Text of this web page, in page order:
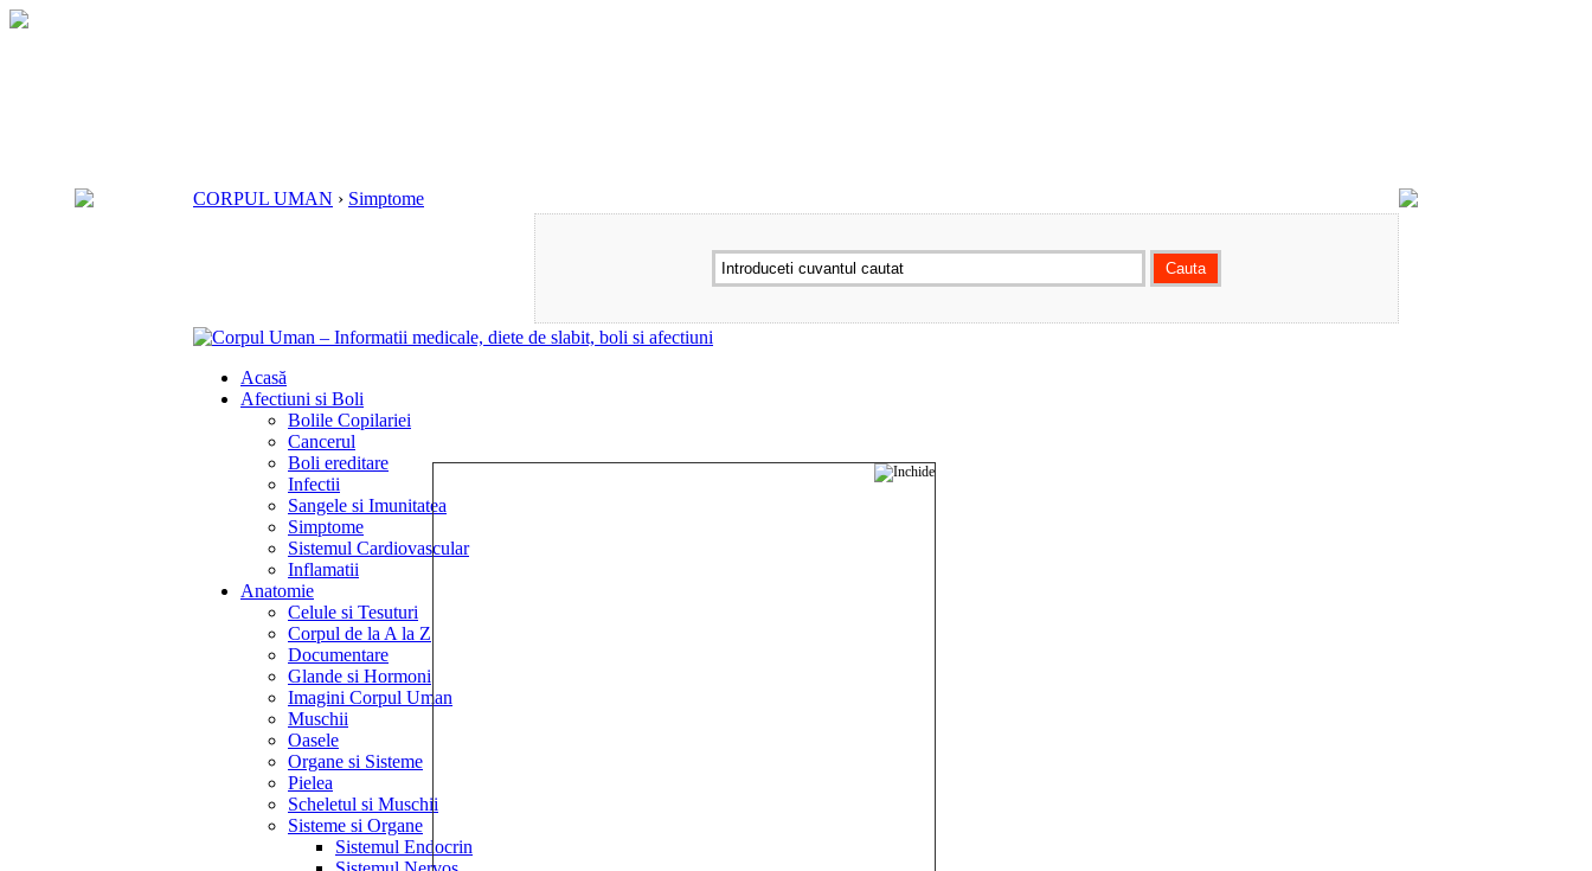
CORPUL UMAN › Simptome
Acasă
Afectiuni si Boli
Bolile Copilariei
Cancerul
Boli ereditare
Infectii
Sangele si Imunitatea
Simptome
Sistemul Cardiovascular
Inflamatii
Anatomie
Celule si Tesuturi
Corpul de la A la Z
Documentare
Glande si Hormoni
Imagini Corpul Uman
Muschii
Oasele
Organe si Sisteme
Pielea
Scheletul si Muschii
Sisteme si Organe
Sistemul Endocrin